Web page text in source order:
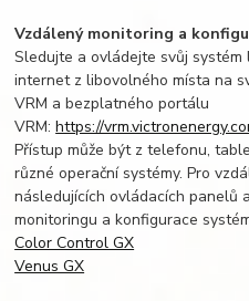
Vzdálený monitoring a
Sledujte a ovládejte svůj
internet z libovolného místa na
VRM a bezplatného portálu
VRM:https://
Přístup může být z telefonu,
různé operační systémy. Pro
následujících ovládacích panelů
monitoringu a konfigurace
Color Control GX
Venus GX